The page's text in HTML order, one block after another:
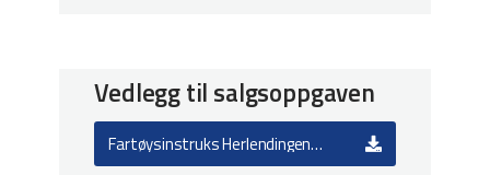
Vedlegg til salgsoppgaven
Fartøysinstruks Herlendingen
LH4138